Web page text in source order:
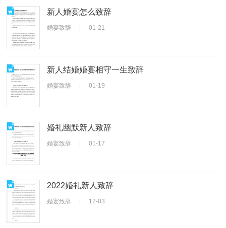
新人婚宴怎么致辞
婚宴致辞 | 01-21
新人结婚婚宴相守一生致辞
婚宴致辞 | 01-19
婚礼幽默新人致辞
婚宴致辞 | 01-17
2022婚礼新人致辞
婚宴致辞 | 12-03